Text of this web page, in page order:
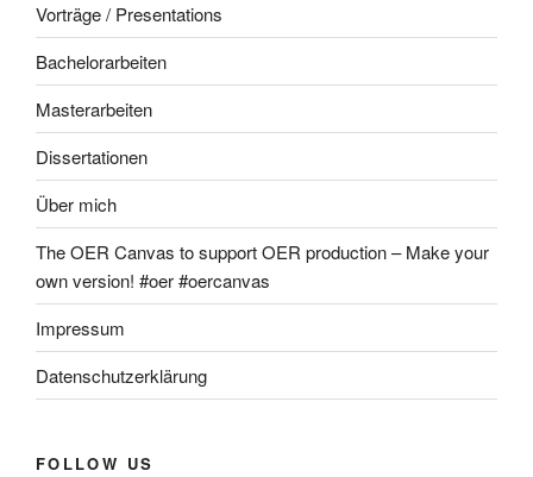
Vorträge / Presentations
Bachelorarbeiten
Masterarbeiten
Dissertationen
Über mich
The OER Canvas to support OER production – Make your
own version! #oer #oercanvas
Impressum
Datenschutzerklärung
FOLLOW US